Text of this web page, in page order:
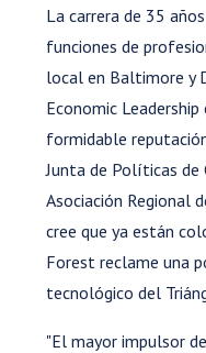
La carrera de 35
funciones de
local en Baltimore y
Economic
formidable
Junta de Políticas de
Asociación Regional
cree que ya están
Forest reclame una
tecnológico del
"El mayor impulsor